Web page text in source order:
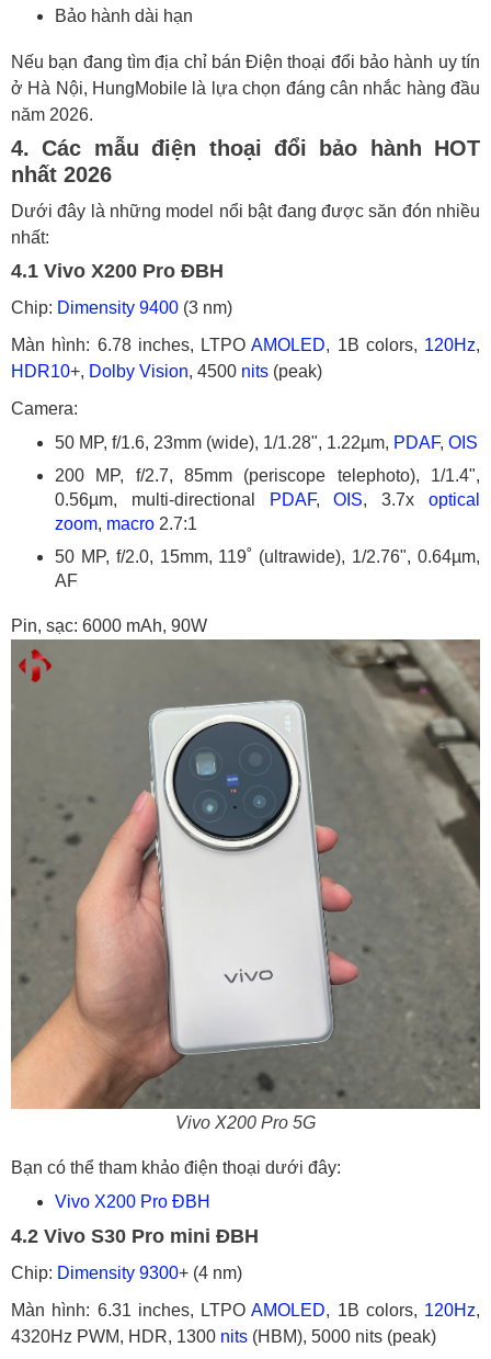
Bảo hành dài hạn
Nếu bạn đang tìm địa chỉ bán Điện thoại đổi bảo hành uy tín
ở Hà Nội, HungMobile là lựa chọn đáng cân nhắc hàng đầu
năm 2026.
4. Các mẫu điện thoại đổi bảo hành HOT
nhất 2026
Dưới đây là những model nổi bật đang được săn đón nhiều
nhất:
4.1 Vivo X200 Pro ĐBH
Chip: Dimensity 9400 (3 nm)
Màn hình: 6.78 inches, LTPOAMOLED, 1B colors, 120Hz,
HDR10+, Dolby Vision, 4500 nits (peak)
Camera:
50 MP, f/1.6, 23mm (wide), 1/1.28", 1.22µm, PDAF, OIS
200 MP, f/2.7, 85mm (periscope telephoto), 1/1.4",
0.56µm, multi-directional
PDAF,OIS, 3.7xoptical
zoom, macro 2.7:1
50 MP, f/2.0, 15mm, 119˚ (ultrawide), 1/2.76", 0.64µm,
AF
Pin, sạc: 6000 mAh, 90W
Vivo X200 Pro 5G
Bạn có thể tham khảo điện thoại dưới đây:
Vivo X200 Pro ĐBH
4.2 Vivo S30 Pro mini ĐBH
Chip: Dimensity 9300+ (4 nm)
Màn hình: 6.31 inches, LTPOAMOLED, 1B colors, 120Hz,
4320Hz PWM, HDR, 1300 nits (HBM), 5000 nits (peak)